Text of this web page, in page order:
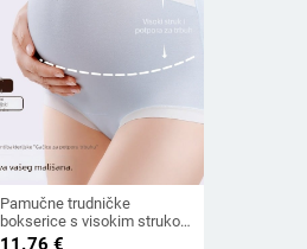
Pamučne trudničke
bokserice s visokim strukom
za sve faze trudnoće
11.76 €